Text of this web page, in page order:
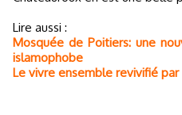
Lire aussi :
Mosquée de Poitiers: une
islamophobe
Le vivre ensemble revivifié